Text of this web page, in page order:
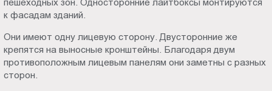
к фасадам зданий.
Они имеют одну лицевую сторону. Двусторонние же
крепятся на выносные кронштейны. Благодаря двум
противоположным лицевым панелям они заметны с разных
сторон.